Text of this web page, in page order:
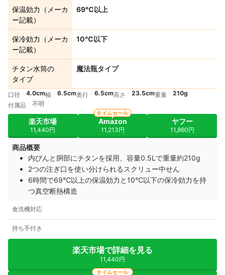
保温効力（メーカ
ー記載）
69℃以上
保冷効力（メーカ
ー記載）
10℃以下
チタン水筒の
タイプ
魔法瓶タイプ
口径 4.0cm幅 6.5cm奥行 6.5cm高さ 23.5cm重量
210g
付属品
不明
楽天市場
11,440円
Amazon
11,213円
タイムセール
ヤフー
11,860円
商品概要
内びんと胴部にチタンを採用、容量0.5Lで重量約210g
2つの注ぎ口を使い分けられるスクリュー中せん
6時間で69℃以上の保温効力と10℃以下の保冷効力を持
つ真空断熱構造
食洗機対応
持ち手付き
楽天市場で詳細を見る
11,440円
タイムセール